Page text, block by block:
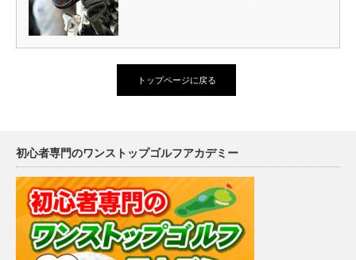
トップページに戻る
初心者専門のワンストップゴルフアカデミー